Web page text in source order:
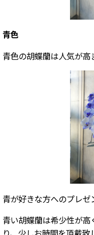
青色
青色の胡蝶蘭は人気が高
青が好きな方へのプレゼ
青い胡蝶蘭は希少性が